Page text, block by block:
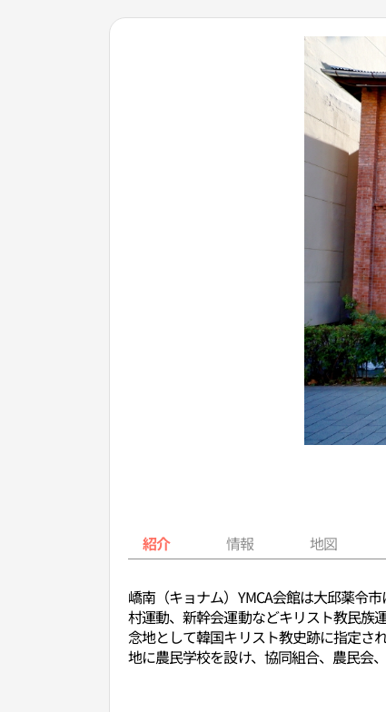
紹介 情報 地図
嶠南（キョナム）YMCA会館は大邱薬令
村運動、新幹会運動などキリスト教民族
念地として韓国キリスト教史跡に指定さ
地に農民学校を設け、協同組合、農民会